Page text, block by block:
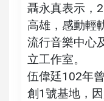
聶永真表示，
高雄，感動輕
流行音樂中心
立工作室。
伍偉廷102年
創1號基地，